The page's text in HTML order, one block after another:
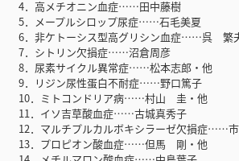
4．高メチオニン血症……田中藤樹
5．メープルシロップ尿症……石毛美夏
6．非ケトーシス型高グリシン血症……呉 繁
7．シトリン欠損症……沼倉周彦
8．尿素サイクル異常症……松本志郎・他
9．リジン尿性蛋白不耐症……野口篤子
10．ミトコンドリア病……村山 圭・他
11．イソ吉草酸血症……古城真秀子
12．マルチプルカルボキシラーゼ欠損症……
13．プロピオン酸血症……但馬 剛・他